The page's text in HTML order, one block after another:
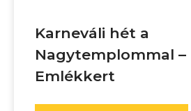
Karneváli hét a
Nagytemplommal –
Emlékkert